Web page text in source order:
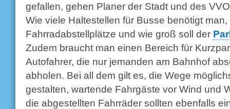
gefallen, gehen Planer der Stadt und des
Wie viele Haltestellen für Busse benötigt man,
Fahrradabstellplätze und wie groß soll der
Zudem braucht man einen Bereich für
Autofahrer, die nur jemanden am Bahnhof
abholen. Bei all dem gilt es, die Wege
gestalten, wartende Fahrgäste vor Wind und
die abgestellten Fahrräder sollten ebenfalls